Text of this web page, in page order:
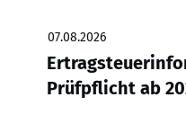
07.08.2026
Prüfpflicht ab